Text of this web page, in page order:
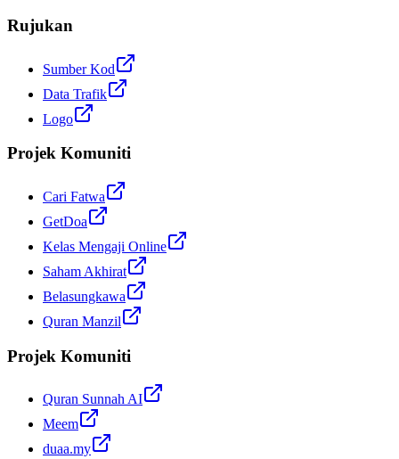
Rujukan
Sumber Kod
Data Trafik
Logo
Projek Komuniti
Cari Fatwa
GetDoa
Kelas Mengaji Online
Saham Akhirat
Belasungkawa
Quran Manzil
Projek Komuniti
Quran Sunnah AI
Meem
duaa.my